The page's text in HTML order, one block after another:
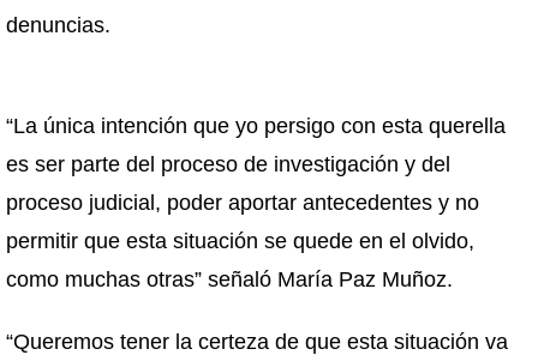
denuncias.
“La única intención que yo persigo con esta querella
es ser parte del proceso de investigación y del
proceso judicial, poder aportar antecedentes y no
permitir que esta situación se quede en el olvido,
como muchas otras” señaló María Paz Muñoz.
“Queremos tener la certeza de que esta situación va